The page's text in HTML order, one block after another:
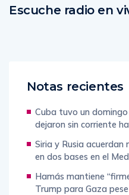
Escuche radio en
Notas recientes
Cuba tuvo un
dejaron sin corriente
Siria y Rusia acuerdan
en dos bases en el
Hamás mantiene
Trump para Gaza